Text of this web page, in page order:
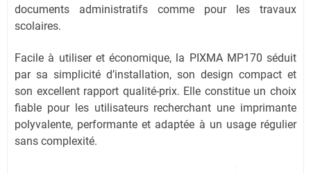
documents administratifs comme pour les travaux
scolaires.
Facile à utiliser et économique, la PIXMA MP170 séduit
par sa simplicité d’installation, son design compact et
son excellent rapport qualité-prix. Elle constitue un choix
fiable pour les utilisateurs recherchant une imprimante
polyvalente, performante et adaptée à un usage régulier
sans complexité.